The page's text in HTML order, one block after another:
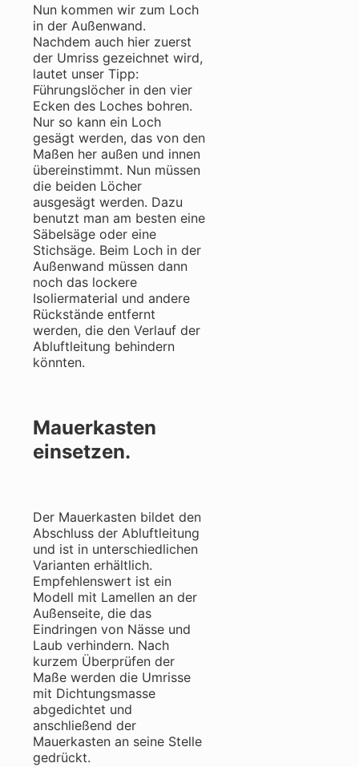
Nun kommen wir zum Loch
in der Außenwand.
Nachdem auch hier zuerst
der Umriss gezeichnet wird,
lautet unser Tipp:
Führungslöcher in den vier
Ecken des Loches bohren.
Nur so kann ein Loch
gesägt werden, das von den
Maßen her außen und innen
übereinstimmt. Nun müssen
die beiden Löcher
ausgesägt werden. Dazu
benutzt man am besten eine
Säbelsäge oder eine
Stichsäge. Beim Loch in der
Außenwand müssen dann
noch das lockere
Isoliermaterial und andere
Rückstände entfernt
werden, die den Verlauf der
Abluftleitung behindern
könnten.
Mauerkasten
einsetzen.
Der Mauerkasten bildet den
Abschluss der Abluftleitung
und ist in unterschiedlichen
Varianten erhältlich.
Empfehlenswert ist ein
Modell mit Lamellen an der
Außenseite, die das
Eindringen von Nässe und
Laub verhindern. Nach
kurzem Überprüfen der
Maße werden die Umrisse
mit Dichtungsmasse
abgedichtet und
anschließend der
Mauerkasten an seine Stelle
gedrückt.